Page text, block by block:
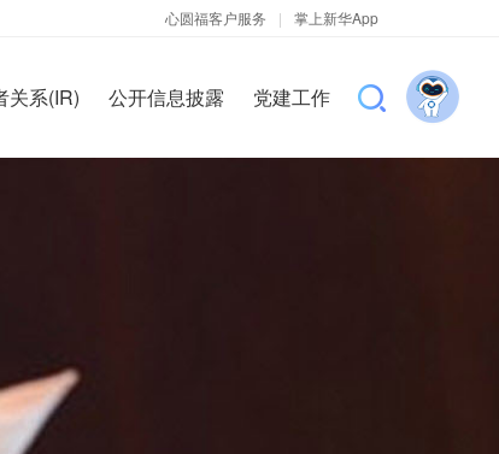
心圆福客户服务 | 掌上新华App
关系(IR) 公开信息披露 党建工作